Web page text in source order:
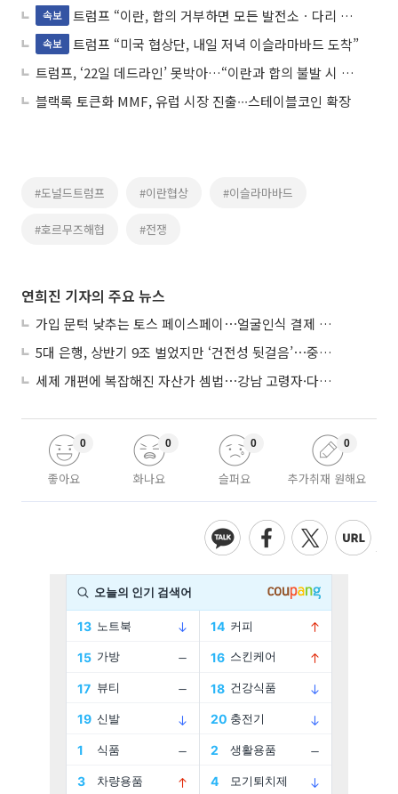
속보 트럼프 “이란, 합의 거부하면 모든 발전소ㆍ다리 파괴할 것”
속보
트럼프 “미국 협상단, 내일 저녁 이슬라마바드 도착”
트럼프, ‘22일 데드라인’ 못박아…“이란과 합의 불발 시 공습 재개”
블랙록 토큰화 MMF, 유럽 시장 진출∙∙∙스테이블코인 확장
#도널드트럼프 #이란협상 #이슬라마바드
#호르무즈해협 #전쟁
연희진 기자의 주요 뉴스
가입 문턱 낮추는 토스 페이스페이⋯얼굴인식 결제 확산 속도낸다
5대 은행, 상반기 9조 벌었지만 ‘건전성 뒷걸음’⋯중기대출 문턱 높아지나
세제 개편에 복잡해진 자산가 셈법⋯강남 고령자·다주택자 ‘자산재편 고심’
좋아요
0
화나요
0
슬퍼요
0
추가취재 원해요
0